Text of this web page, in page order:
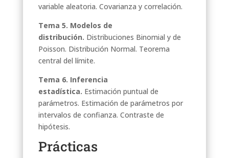
variable aleatoria. Covarianza y correlación.
Tema 5. Modelos de
distribución. Distribuciones Binomial y de
Poisson. Distribución Normal. Teorema
central del límite.
Tema 6. Inferencia
estadística. Estimación puntual de
parámetros. Estimación de parámetros por
intervalos de confianza. Contraste de
hipótesis.
Prácticas